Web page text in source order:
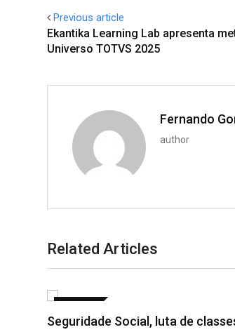
Previous article
Ekantika Learning Lab apresenta
Universo TOTVS 2025
Fernando
author
Related Articles
Seguridade Social, luta de